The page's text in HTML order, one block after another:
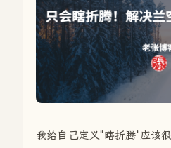
我给自己定义"瞎折腾"应该